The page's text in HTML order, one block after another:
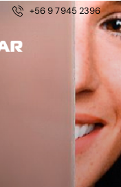
+56 9 7945 2396